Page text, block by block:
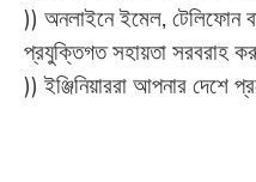
)) অনলাইনে ইমেল, টেলিফোন
প্রযুক্তিগত সহায়তা সরবরাহ
)) ইঞ্জিনিয়াররা আপনার দেশে